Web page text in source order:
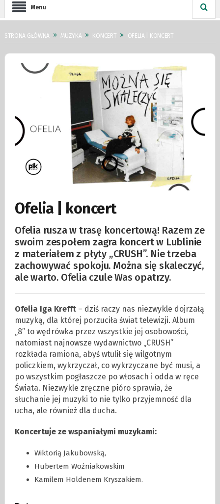
Menu
STRONA GŁÓWNA MUZYKA KONCERT OFELIA | KONCERT
Ofelia | koncert
Ofelia rusza w trasę koncertową! Razem ze
swoim zespołem zagra koncert w Lublinie
z materiałem z płyty „CRUSH”. Nie trzeba
zachowywać spokoju. Można się skaleczyć,
ale warto. Ofelia czule Was opatrzy.
Ofelia Iga Krefft– dziś raczy nas niezwykle dojrzałą
muzyką, dla której porzuciła świat telewizji. Album
„8” to wędrówka przez wszystkie jej osobowości,
natomiast najnowsze wydawnictwo „CRUSH”
rozkłada ramiona, abyś wtulił się wilgotnym
policzkiem, wykrzyczał, co wykrzyczane być musi, a
po wszystkim pogłaszcze po włosach i odda w ręce
Świata. Niezwykle zręczne pióro sprawia, że
słuchanie jej muzyki to nie tylko przyjemność dla
ucha, ale również dla ducha.
Koncertuje ze wspaniałymi muzykami:
Wiktorią Jakubowską,
Hubertem Woźniakowskim
Kamilem Holdenem Kryszakiem.